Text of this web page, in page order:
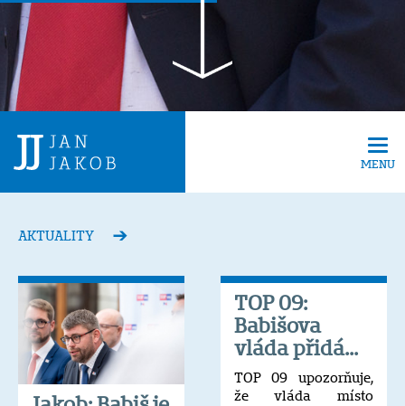
MENU
AKTUALITY
TOP 09:
Babišova
vláda přidá...
TOP 09 upozorňuje,
že vláda místo